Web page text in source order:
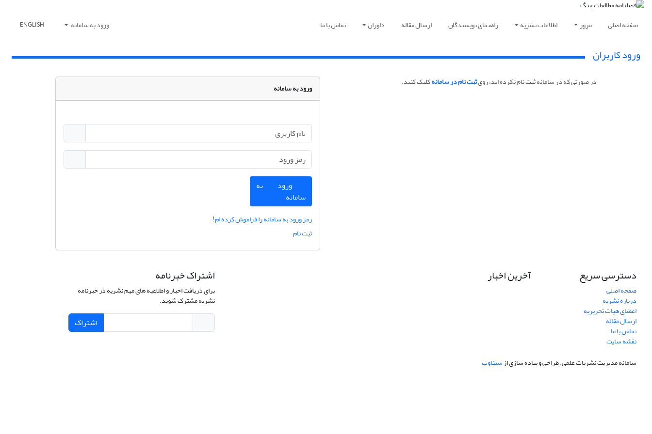
صفحه اصلی مرور اطلاعات نشریه راهنمای نویسندگان ارسال مقاله داوران تماس با ما ورود به سامانه ENGLISH
ورود کاربران
در صورتی که در سامانه ثبت نام نکرده اید، رویثبت نام در سامانهکلیک کنید.
ورود به سامانه
ورود به
سامانه
رمز ورود به سامانه را فراموش کرده ام!
ثبت نام
دسترسی سریع
صفحه اصلی
درباره نشریه
اعضای هیات تحریریه
ارسال مقاله
تماس با ما
نقشه سایت
آخرین اخبار اشتراک خبرنامه
برای دریافت اخبار و اطلاعیه های مهم نشریه در خبرنامه
نشریه مشترک شوید.
اشتراک
سامانه مدیریت نشریات علمی.طراحی و پیاده سازی ازسیناوب